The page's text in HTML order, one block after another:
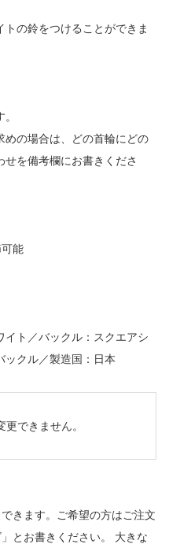
の鈴をつけることができま
めの場合は、どの首輪にどの
を備考欄にお書きくださ
能
ト／バックル：スクエアシ
ックル／製造国：日本
できません。
きます。ご希望の方はご注文
とお書きください。 大きな